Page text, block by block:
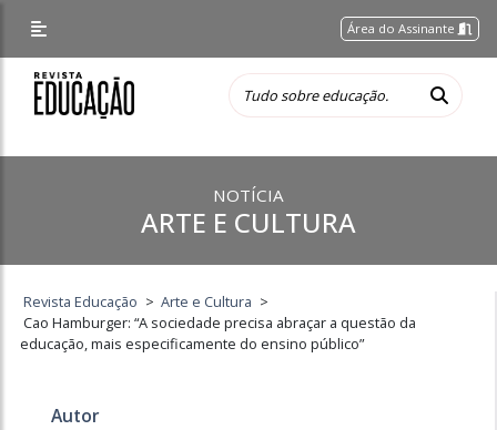
Área do Assinante
NOTÍCIA
ARTE E CULTURA
Revista Educação > Arte e Cultura >
Cao Hamburger: “A sociedade precisa abraçar a questão da
educação, mais especificamente do ensino público”
Autor